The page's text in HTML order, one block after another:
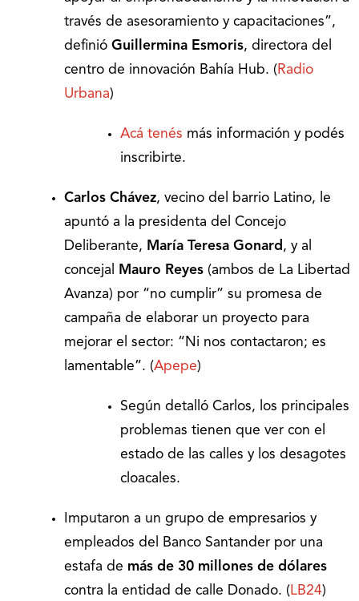
través de asesoramiento y capacitaciones”,
definió Guillermina Esmoris, directora del
centro de innovación Bahía Hub. ( Radio
Urbana)
Acá tenés más información y podés
inscribirte.
Carlos Chávez, vecino del barrio Latino, le
apuntó a la presidenta del Concejo
Deliberante, María Teresa Gonard , y al
concejal
Mauro Reyes (ambos de La Libertad
Avanza) por “no cumplir” su promesa de
campaña de elaborar un proyecto para
mejorar el sector: “Ni nos contactaron; es
lamentable”. (Apepe)
Según detalló Carlos, los principales
problemas tienen que ver con el
estado de las calles y los desagotes
cloacales.
Imputaron a un grupo de empresarios y
empleados del Banco Santander por una
estafa de más de 30 millones de dólares
contra la entidad de calle Donado. ( LB24)